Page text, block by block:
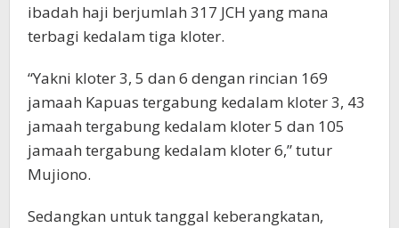
ibadah haji berjumlah 317 JCH yang mana
terbagi kedalam tiga kloter.
“Yakni kloter 3, 5 dan 6 dengan rincian 169
jamaah Kapuas tergabung kedalam kloter 3, 43
jamaah tergabung kedalam kloter 5 dan 105
jamaah tergabung kedalam kloter 6,” tutur
Mujiono.
Sedangkan untuk tanggal keberangkatan,